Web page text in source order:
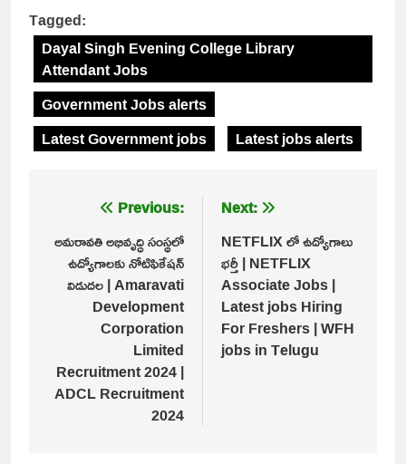
Tagged:
Dayal Singh Evening College Library
Attendant Jobs
Government Jobs alerts
Latest Government jobs
Latest jobs alerts
navigation
Previous:
అమరావతి అభివృద్ధి సంస్థలో
ఉద్యోగాలకు నోటిఫికేషన్
విడుదల | Amaravati
Development
Corporation
Limited
Recruitment 2024 |
ADCL Recruitment
2024
Next:
NETFLIX లో ఉద్యోగాలు
భర్తీ | NETFLIX
Associate Jobs |
Latest jobs Hiring
For Freshers | WFH
jobs in Telugu